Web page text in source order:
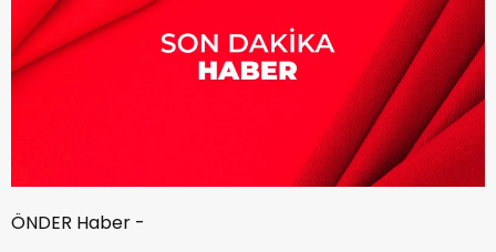
ÖNDER Haber -